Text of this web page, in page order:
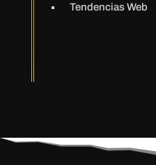
Tendencias Web